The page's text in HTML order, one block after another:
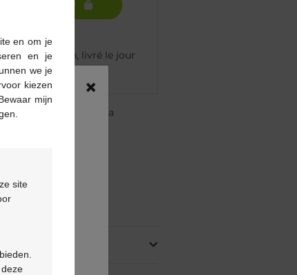
avant 12h, livré le jour
Multipharma
×
en om je
en je
we je
kiezen
mijn
site